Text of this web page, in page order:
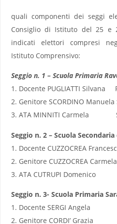
quali componenti dei seggi
Consiglio di Istituto del 25 e
indicati elettori compresi
Istituto Comprensivo:
Seggio n. 1 – Scuola Primaria
1. Docente PUGLIATTI Silvana
2. Genitore SCORDINO
3. ATA MINNITI Carmela
Seggio n. 2 – Scuola
1. Docente CUZZOCREA
2. Genitore CUZZOCREA
3. ATA CUTRUPI Domenico
Seggio n. 3- Scuola Primaria
1. Docente SERGI
2. Genitore CORDI’